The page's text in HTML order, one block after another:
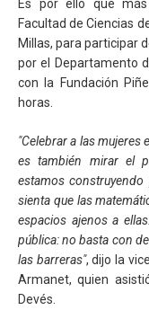
Es por ello que
Facultad de Ciencias
Millas, para participar
por el Departamento
con la Fundación
horas.
"Celebrar a las mujeres
es también mirar el
estamos
sienta que las
espacios ajenos a
pública: no basta con
las barreras", dijo la
Armanet, quien
Devés.